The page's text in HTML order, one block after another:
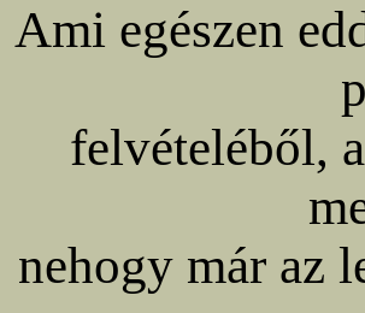
Ami egészen
felvételéből,
nehogy már az